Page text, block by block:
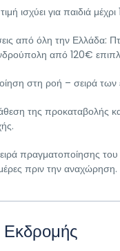
ισχύει για παιδιά
από όλη την Ελλάδα:
από 120€
στη ροή – σειρά των
της προκαταβολής
πραγματοποίησης του
πριν την αναχώρηση.